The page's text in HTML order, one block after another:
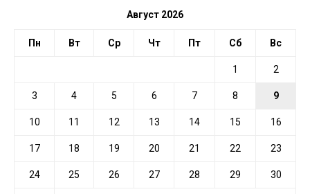
Август 2026
Пн Вт Ср Чт Пт Сб Вс
1 2
3 4 5 6 7 8 9
10 11 12 13 14 15 16
17 18 19 20 21 22 23
24 25 26 27 28 29 30